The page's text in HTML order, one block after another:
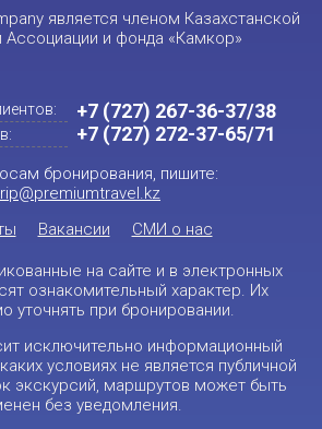
является членом Казахстанской
Ассоциации и фонда «Камкор»
+7 (727) 267-36-37/38
+7 (727) 272-37-65/71
бронирования, пишите:
Вакансии СМИ о нас
на сайте и в электронных
ознакомительный характер. Их
уточнять при бронировании.
исключительно информационный
условиях не является публичной
экскурсий, маршрутов может быть
без уведомления.